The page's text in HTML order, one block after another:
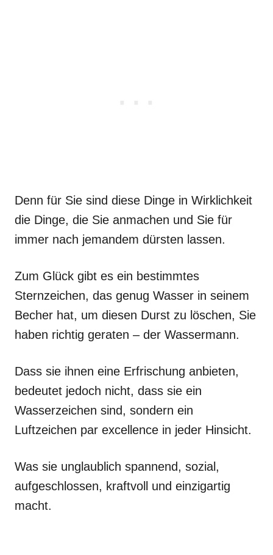
Denn für Sie sind diese Dinge in Wirklichkeit
die Dinge, die Sie anmachen und Sie für
immer nach jemandem dürsten lassen.
Zum Glück gibt es ein bestimmtes
Sternzeichen, das genug Wasser in seinem
Becher hat, um diesen Durst zu löschen, Sie
haben richtig geraten – der Wassermann.
Dass sie ihnen eine Erfrischung anbieten,
bedeutet jedoch nicht, dass sie ein
Wasserzeichen sind, sondern ein
Luftzeichen par excellence in jeder Hinsicht.
Was sie unglaublich spannend, sozial,
aufgeschlossen, kraftvoll und einzigartig
macht.